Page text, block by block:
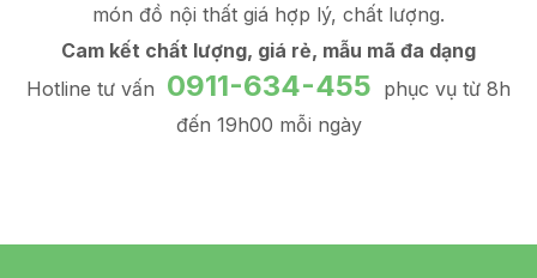
món đồ nội thất giá hợp lý, chất lượng.
Cam kết chất lượng, giá rẻ, mẫu mã đa dạng
Hotline tư vấn 0911-634-455 phục vụ từ 8h
đến 19h00 mỗi ngày